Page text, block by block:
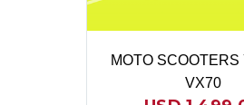
MOTO SCOOTERS
VX70